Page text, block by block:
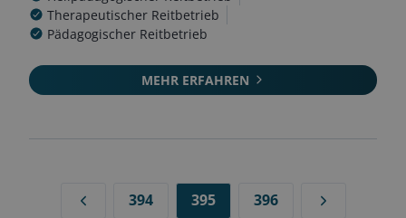
Therapeutischer Reitbetrieb
Pädagogischer Reitbetrieb
MEHR ERFAHREN
394 395 396